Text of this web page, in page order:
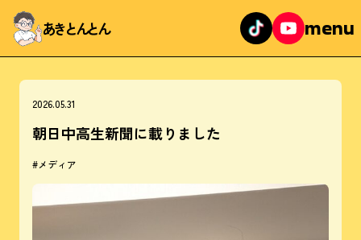
あきとんとん menu
2026.05.31
朝日中高生新聞に載りました
#メディア